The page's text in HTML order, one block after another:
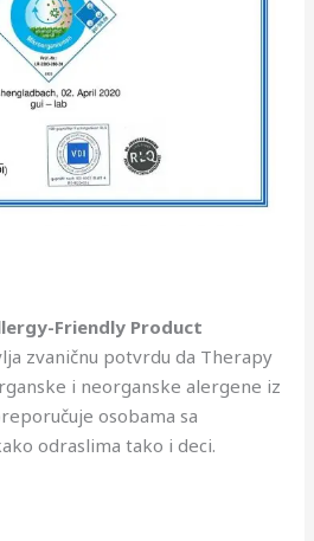
Friendly Product
zvaničnu potvrdu da Therapy
i neorganske alergene iz
osobama sa
odraslima tako i deci.